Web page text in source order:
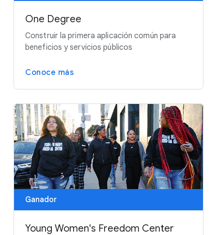
One Degree
Construir la primera aplicación común para
beneficios y servicios públicos
Conoce más
Ganador
Young Women's Freedom Center